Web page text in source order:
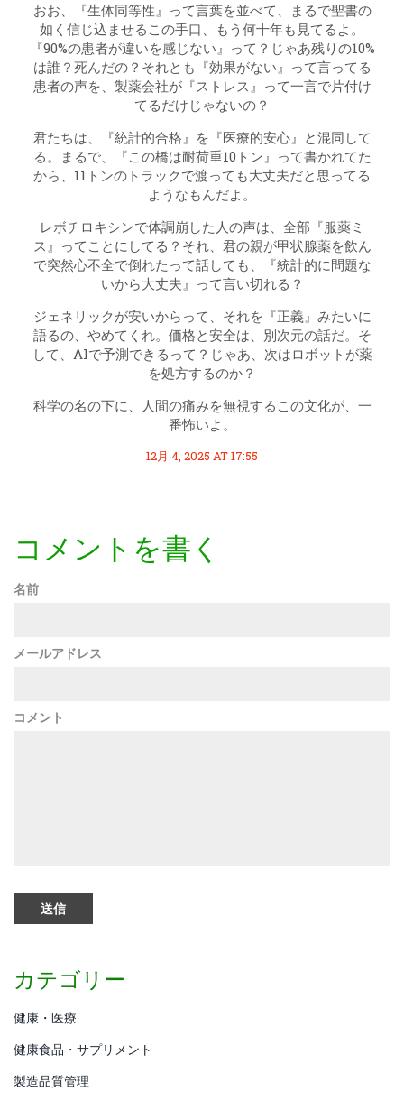
おお、『生体同等性』って言葉を並べて、まるで聖書の
如く信じ込ませるこの手口、もう何十年も見てるよ。
『90%の患者が違いを感じない』って？じゃあ残りの10%
は誰？死んだの？それとも『効果がない』って言ってる
患者の声を、製薬会社が『ストレス』って一言で片付け
てるだけじゃないの？
君たちは、『統計的合格』を『医療的安心』と混同して
る。まるで、『この橋は耐荷重10トン』って書かれてた
から、11トンのトラックで渡っても大丈夫だと思ってる
ようなもんだよ。
レボチロキシンで体調崩した人の声は、全部『服薬ミ
ス』ってことにしてる？それ、君の親が甲状腺薬を飲ん
で突然心不全で倒れたって話しても、『統計的に問題な
いから大丈夫』って言い切れる？
ジェネリックが安いからって、それを『正義』みたいに
語るの、やめてくれ。価格と安全は、別次元の話だ。そ
して、AIで予測できるって？じゃあ、次はロボットが薬
を処方するのか？
科学の名の下に、人間の痛みを無視するこの文化が、一
番怖いよ。
12月 4, 2025 AT 17:55
コメントを書く
名前
メールアドレス
コメント
カテゴリー
健康・医療
健康食品・サプリメント
製造品質管理